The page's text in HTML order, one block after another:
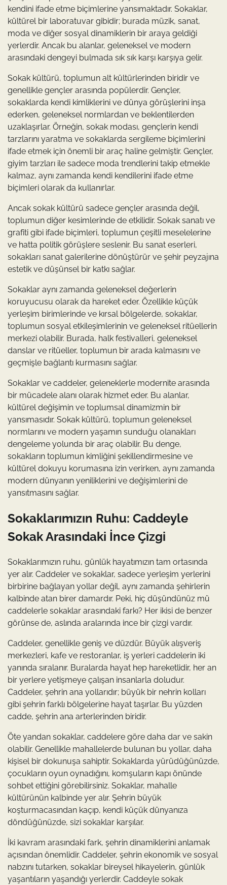
kendini ifade etme biçimlerine yansımaktadır. Sokaklar,
kültürel bir laboratuvar gibidir; burada müzik, sanat,
moda ve diğer sosyal dinamiklerin bir araya geldiği
yerlerdir. Ancak bu alanlar, geleneksel ve modern
arasındaki dengeyi bulmada sık sık karşı karşıya gelir.
Sokak kültürü, toplumun alt kültürlerinden biridir ve
genellikle gençler arasında popülerdir. Gençler,
sokaklarda kendi kimliklerini ve dünya görüşlerini inşa
ederken, geleneksel normlardan ve beklentilerden
uzaklaşırlar. Örneğin, sokak modası, gençlerin kendi
tarzlarını yaratma ve sokaklarda sergileme biçimlerini
ifade etmek için önemli bir araç haline gelmiştir. Gençler,
giyim tarzları ile sadece moda trendlerini takip etmekle
kalmaz, aynı zamanda kendi kendilerini ifade etme
biçimleri olarak da kullanırlar.
Ancak sokak kültürü sadece gençler arasında değil,
toplumun diğer kesimlerinde de etkilidir. Sokak sanatı ve
grafiti gibi ifade biçimleri, toplumun çeşitli meselelerine
ve hatta politik görüşlere seslenir. Bu sanat eserleri,
sokakları sanat galerilerine dönüştürür ve şehir peyzajına
estetik ve düşünsel bir katkı sağlar.
Sokaklar aynı zamanda geleneksel değerlerin
koruyucusu olarak da hareket eder. Özellikle küçük
yerleşim birimlerinde ve kırsal bölgelerde, sokaklar,
toplumun sosyal etkileşimlerinin ve geleneksel ritüellerin
merkezi olabilir. Burada, halk festivalleri, geleneksel
danslar ve ritüeller, toplumun bir arada kalmasını ve
geçmişle bağlantı kurmasını sağlar.
Sokaklar ve caddeler, geleneklerle modernite arasında
bir mücadele alanı olarak hizmet eder. Bu alanlar,
kültürel değişimin ve toplumsal dinamizmin bir
yansımasıdır. Sokak kültürü, toplumun geleneksel
normlarını ve modern yaşamın sunduğu olanakları
dengeleme yolunda bir araç olabilir. Bu denge,
sokakların toplumun kimliğini şekillendirmesine ve
kültürel dokuyu korumasına izin verirken, aynı zamanda
modern dünyanın yeniliklerini ve değişimlerini de
yansıtmasını sağlar.
Sokaklarımızın Ruhu: Caddeyle
Sokak Arasındaki İnce Çizgi
Sokaklarımızın ruhu, günlük hayatımızın tam ortasında
yer alır. Caddeler ve sokaklar, sadece yerleşim yerlerini
birbirine bağlayan yollar değil, aynı zamanda şehirlerin
kalbinde atan birer damardır. Peki, hiç düşündünüz mü
caddelerle sokaklar arasındaki farkı? Her ikisi de benzer
görünse de, aslında aralarında ince bir çizgi vardır.
Caddeler, genellikle geniş ve düzdür. Büyük alışveriş
merkezleri, kafe ve restoranlar, iş yerleri caddelerin iki
yanında sıralanır. Buralarda hayat hep hareketlidir, her an
bir yerlere yetişmeye çalışan insanlarla doludur.
Caddeler, şehrin ana yollarıdır; büyük bir nehrin kolları
gibi şehrin farklı bölgelerine hayat taşırlar. Bu yüzden
cadde, şehrin ana arterlerinden biridir.
Öte yandan sokaklar, caddelere göre daha dar ve sakin
olabilir. Genellikle mahallelerde bulunan bu yollar, daha
kişisel bir dokunuşa sahiptir. Sokaklarda yürüdüğünüzde,
çocukların oyun oynadığını, komşuların kapı önünde
sohbet ettiğini görebilirsiniz. Sokaklar, mahalle
kültürünün kalbinde yer alır. Şehrin büyük
koşturmacasından kaçıp, kendi küçük dünyanıza
döndüğünüzde, sizi sokaklar karşılar.
İki kavram arasındaki fark, şehrin dinamiklerini anlamak
açısından önemlidir. Caddeler, şehrin ekonomik ve sosyal
nabzını tutarken, sokaklar bireysel hikayelerin, günlük
yaşantıların yaşandığı yerlerdir. Caddeyle sokak